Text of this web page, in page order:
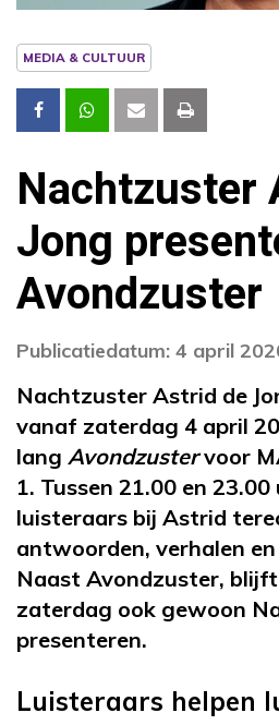
MEDIA & CULTUUR
Nachtzuster
Jong
Avondzuster
Publicatiedatum: 4 april
Nachtzuster Astrid de
vanaf zaterdag 4 april
lang Avondzustervoor
1. Tussen 21.00 en
luisteraars bij Astrid
antwoorden, verhalen
Naast Avondzuster,
zaterdag ook gewoon
presenteren.
Luisteraars helpen